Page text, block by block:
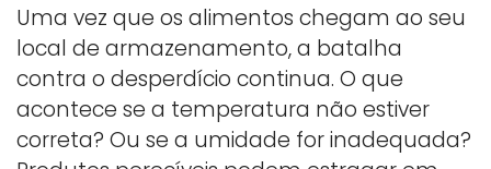
Uma vez que os alimentos chegam ao seu
local de armazenamento, a batalha
contra o desperdício continua. O que
acontece se a temperatura não estiver
correta? Ou se a umidade for inadequada?